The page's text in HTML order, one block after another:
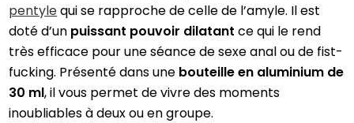
pentylequi se rapproche de celle de l’amyle. Il est
doté d’un puissant pouvoir dilatant ce qui le rend
très efficace pour une séance de sexe anal ou de fist-
fucking. Présenté dans une bouteille en aluminium de
30 ml, il vous permet de vivre des moments
inoubliables à deux ou en groupe.